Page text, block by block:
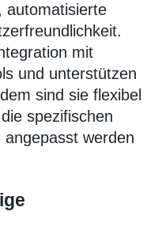
automatisierte
mit
und unterstützen
sind sie flexibel
spezifischen
werden